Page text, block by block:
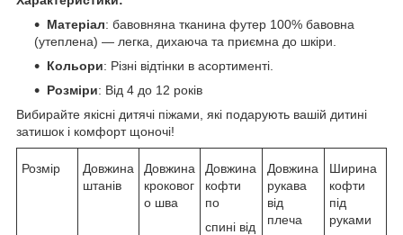
Матеріал: бавовняна тканина футер 100% бавовна
(утеплена) — легка, дихаюча та приємна до шкіри.
Кольори: Різні відтінки в асортименті.
Розміри: Від 4 до 12 років
Вибирайте якісні дитячі піжами, які подарують вашій дитині
затишок і комфорт щоночі!
Розмір
Довжина
штанів
Довжина
кроковог
о шва
Довжина
кофти
по
спині від
Довжина
рукава
від
плеча
Ширина
кофти
під
руками